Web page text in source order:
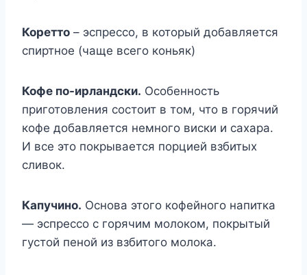
Коретто – эспрессо, в который добавляется
спиртное (чаще всего коньяк)
Кофе по-ирландски. Особенность
приготовления состоит в том, что в горячий
кофе добавляется немного виски и сахара.
И все это покрывается порцией взбитых
сливок.
Капучино. Основа этого кофейного напитка
— эспрессо с горячим молоком, покрытый
густой пеной из взбитого молока.